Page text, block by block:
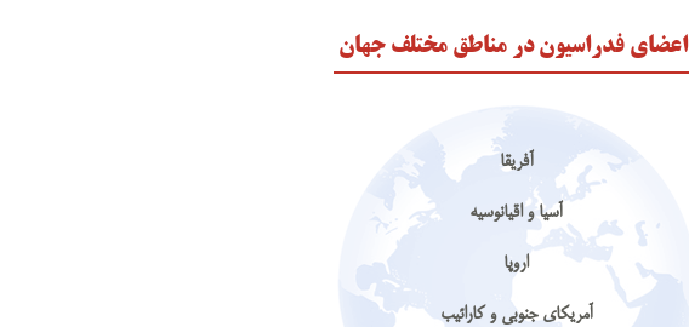
اعضای فدراسیون در مناطق مختلف جهان
آفریقا
آسیا و اقیانوسیه
اروپا
آمریکای جنوبی و کارائیب